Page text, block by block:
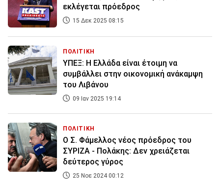
εκλέγεται πρόεδρος
15 Δεκ 2025 08:15
ΠΟΛΙΤΙΚΗ
ΥΠΕΞ: Η Ελλάδα είναι έτοιμη να
συμβάλλει στην οικονομική ανάκαμψη
του Λιβάνου
09 Ιαν 2025 19:14
ΠΟΛΙΤΙΚΗ
Ο Σ. Φάμελλος νέος πρόεδρος του
ΣΥΡΙΖΑ - Πολάκης: Δεν χρειάζεται
δεύτερος γύρος
25 Νοε 2024 00:12